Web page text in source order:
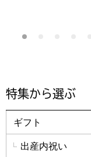
特集から選ぶ
ギフト
出産内祝い